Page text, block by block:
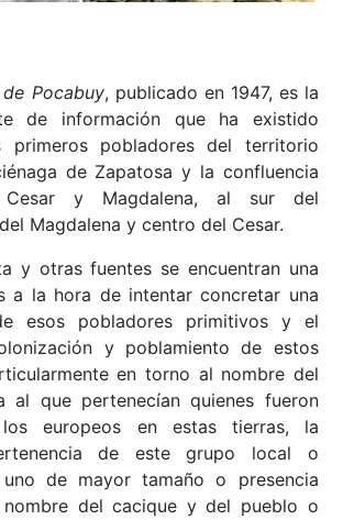
Pocabuy, publicado en 1947, es la
de información que ha existido
primeros pobladores del territorio
de Zapatosa y la confluencia
y Magdalena, al sur del
Magdalena y centro del Cesar.
y otras fuentes se encuentran una
a la hora de intentar concretar una
esos pobladores primitivos y el
y poblamiento de estos
en torno al nombre del
al que pertenecían quienes fueron
europeos en estas tierras, la
de este grupo local o
de mayor tamaño o presencia
del cacique y del pueblo o